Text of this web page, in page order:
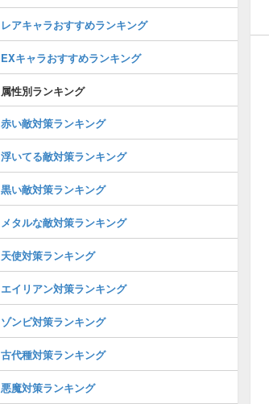
レアキャラおすすめランキング
EXキャラおすすめランキング
属性別ランキング
赤い敵対策ランキング
浮いてる敵対策ランキング
黒い敵対策ランキング
メタルな敵対策ランキング
天使対策ランキング
エイリアン対策ランキング
ゾンビ対策ランキング
古代種対策ランキング
悪魔対策ランキング